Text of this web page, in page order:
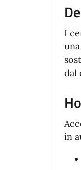
I
dal
in